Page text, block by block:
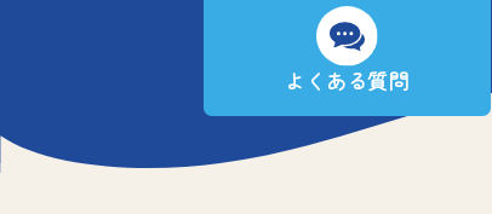
よくある質問